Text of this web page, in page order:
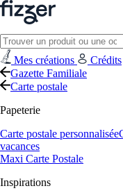
Mes créations
Crédits
Gazette Familiale
Carte postale
Papeterie
Carte postale personnalisée
vacances
Maxi Carte Postale
Inspirations